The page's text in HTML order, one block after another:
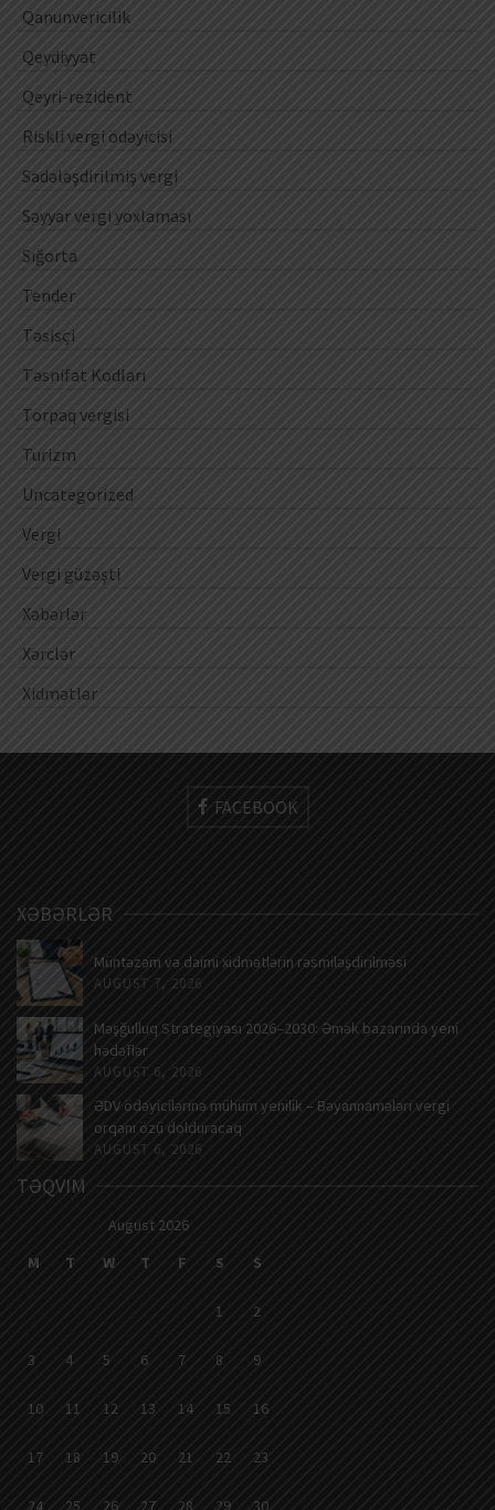
Qanunvericilik
Qeydiyyat
Qeyri-rezident
Riskli vergi ödəyicisi
Sadələşdirilmiş vergi
Səyyar vergi yoxlaması
Sığorta
Tender
Təsisçi
Təsnifat Kodları
Torpaq vergisi
Turizm
Uncategorized
Vergi
Vergi güzəşti
Xəbərlər
Xərclər
Xidmətlər
FACEBOOK
XƏBƏRLƏR
Müntəzəm və daimi xidmətlərin rəsmiləşdirilməsi
AUGUST 7, 2026
Məşğulluq Strategiyası 2026–2030: Əmək bazarında yeni
hədəflər
AUGUST 6, 2026
ƏDV ödəyicilərinə mühüm yenilik – Bəyannamələri vergi
orqanı özü dolduracaq
AUGUST 6, 2026
TƏQVIM
August 2026
M
T W T F S S
1 2
3 4 5 6 7 8 9
10 11 12 13 14 15 16
17 18 19 20 21 22 23